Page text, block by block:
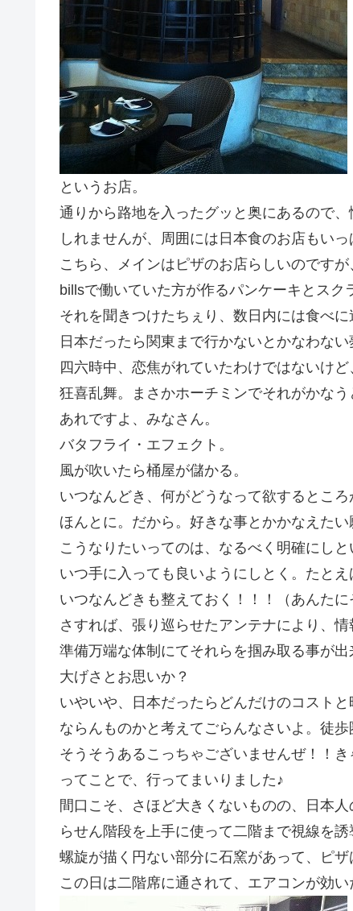
というお店。
通りから路地を入ったグッと奥にあるので
しれませんが、周囲には日本食のお店もい
こちら、メインはピザのお店らしいのですが
billsで働いていた方が作るパンケーキとスク
それを聞きつけたちぇり、数日内には食べ
日本だったら関東まで行かないとかなわない
四六時中、恋焦がれていたわけではないけ
狂喜乱舞。まさかホーチミンでそれがかなう
あれですよ、みなさん。
バタフライ・エフェクト。
風が吹いたら桶屋が儲かる。
いつなんどき、何がどうなって欲するとこ
ほんとに。だから。好きな事とかかなえた
こうなりたいってのは、なるべく明確にし
いつ手に入っても良いようにしとく。たと
いつなんどきも整えておく！！！（あんたに
さすれば、張り巡らせたアンテナにより、情
準備万端な体制にてそれらを掴み取る事が出
大げさとお思いか？
いやいや、日本だったらどんだけのコスト
ならんものかと考えてごらんなさいよ。徒歩
そうそうあるこっちゃございませんぜ！！
ってことで、行ってまいりました♪
間口こそ、さほど大きくないものの、日本
らせん階段を上手に使って二階まで視線を誘
螺旋が描く円ない部分に石窯があって、ピザ
この日は二階席に通されて、エアコンが効い